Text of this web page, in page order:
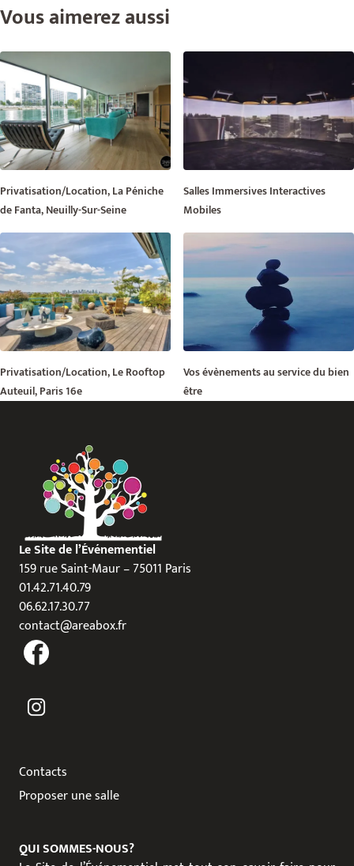
Vous aimerez aussi
Privatisation/Location, La Péniche
de Fanta, Neuilly-Sur-Seine
Salles Immersives Interactives
Mobiles
Privatisation/Location, Le Rooftop
Auteuil, Paris 16e
Vos évènements au service du bien
être
Le Site de l’Événementiel
159 rue Saint-Maur – 75011 Paris
01.42.71.40.79
06.62.17.30.77
contact@areabox.fr
Contacts
Proposer une salle
QUI SOMMES-NOUS?